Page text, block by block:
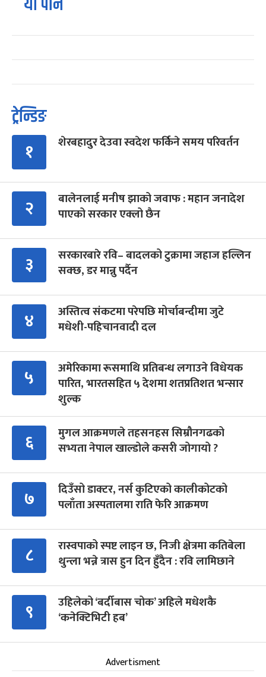
ट्रेन्डिङ
१ शेरबहादुर देउवा स्वदेश फर्किने समय परिवर्तन
२
बालेनलाई मनीष झाको जवाफ : महान जनादेश
पाएको सरकार एक्लो छैन
३
सरकारबारे रवि– बादलको टुक्रामा जहाज हल्लिन
सक्छ, डर मान्नु पर्दैन
४
अस्तित्व संकटमा परेपछि मोर्चाबन्दीमा जुटे
मधेशी-पहिचानवादी दल
५
अमेरिकामा रूसमाथि प्रतिबन्ध लगाउने विधेयक
पारित, भारतसहित ५ देशमा शतप्रतिशत भन्सार
शुल्क
६
मुगल आक्रमणले तहसनहस सिम्रौनगढको
सभ्यता नेपाल खाल्डोले कसरी जोगायो ?
७
दिउँसो डाक्टर, नर्स कुटिएको कालीकोटको
पलाँता अस्पतालमा राति फेरि आक्रमण
८
रास्वपाको स्पष्ट लाइन छ, निजी क्षेत्रमा कतिबेला
थुन्ला भन्ने त्रास हुन दिन हुँदैन : रवि लामिछाने
९
उहिलेको ‘बर्दीबास चोक’ अहिले मधेशकै
‘कनेक्टिभिटी हब’
Advertisment